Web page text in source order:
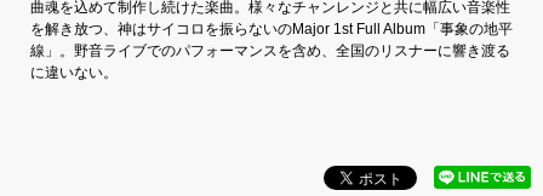
曲魂を込めて制作し続けた楽曲。様々なチャンレンジと共に幅広い音楽性
を解き放つ、神はサイコロを振らないのMajor 1st Full Album「事象の地平
線」。野音ライブでのパフォーマンスを含め、全国のリスナーに響き渡る
に違いない。